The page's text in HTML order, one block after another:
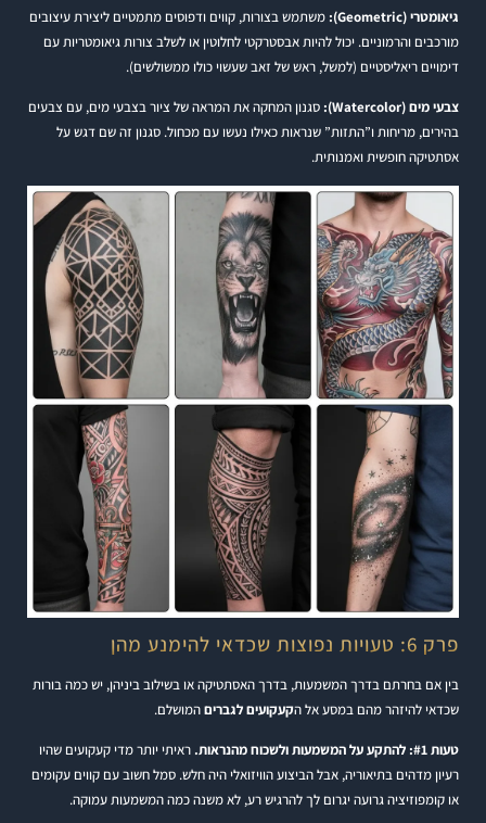
גיאומטרי (Geometric):
משתמש בצורות, קווים ודפוסים מתמטיים ליצירת עיצובים
מורכבים והרמוניים. יכול להיות אבסטרקטי לחלוטין או לשלב צורות גיאומטריות עם
דימויים ריאליסטיים (למשל, ראש של זאב שעשוי כולו ממשולשים).
צבעי מים (Watercolor):
סגנון המחקה את המראה של ציור בצבעי מים, עם צבעים
בהירים, מריחות ו”התזות” שנראות כאילו נעשו עם מכחול. סגנון זה שם דגש על
אסתטיקה חופשית ואמנותית.
פרק 6: טעויות נפוצות שכדאי להימנע מהן
בין אם בחרתם בדרך המשמעות, בדרך האסתטיקה או בשילוב ביניהן, יש כמה בורות
שכדאי להיזהר מהם במסע אל הקעקועים לגבריםהמושלם.
טעות #1: להתקע על המשמעות ולשכוח מהנראות.
ראיתי יותר מדי קעקועים שהיו
רעיון מדהים בתיאוריה, אבל הביצוע הוויזואלי היה חלש. סמל חשוב עם קווים עקומים
או קומפוזיציה גרועה יגרום לך להרגיש רע, לא משנה כמה המשמעות עמוקה.